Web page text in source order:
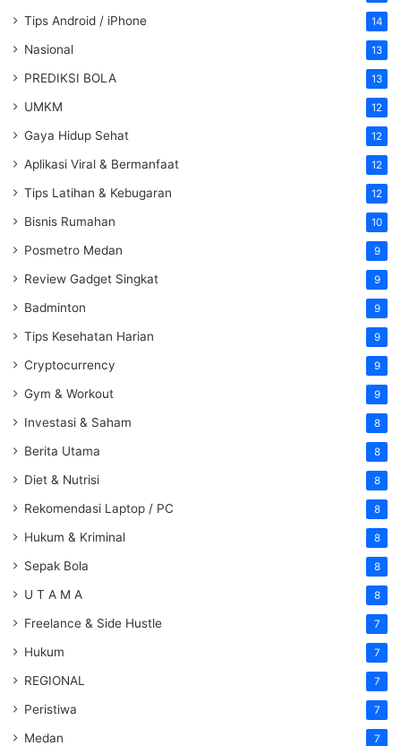
Tips Android / iPhone 14
Nasional 13
PREDIKSI BOLA 13
UMKM 12
Gaya Hidup Sehat 12
Aplikasi Viral & Bermanfaat 12
Tips Latihan & Kebugaran 12
Bisnis Rumahan 10
Posmetro Medan 9
Review Gadget Singkat 9
Badminton 9
Tips Kesehatan Harian 9
Cryptocurrency 9
Gym & Workout 9
Investasi & Saham 8
Berita Utama 8
Diet & Nutrisi 8
Rekomendasi Laptop / PC 8
Hukum & Kriminal 8
Sepak Bola 8
U T A M A 8
Freelance & Side Hustle 7
Hukum 7
REGIONAL 7
Peristiwa 7
Medan 7